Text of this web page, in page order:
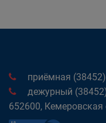
приёмная
дежурный
652600, Кемеровская